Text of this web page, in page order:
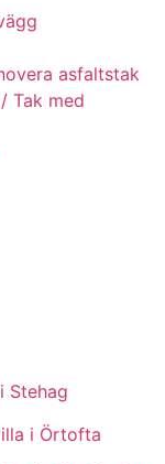
asfaltstak
Tak med
Stehag
i Örtofta